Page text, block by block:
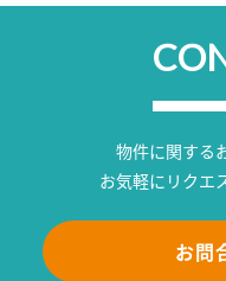
物件に関する
お気軽にリクエ
お問